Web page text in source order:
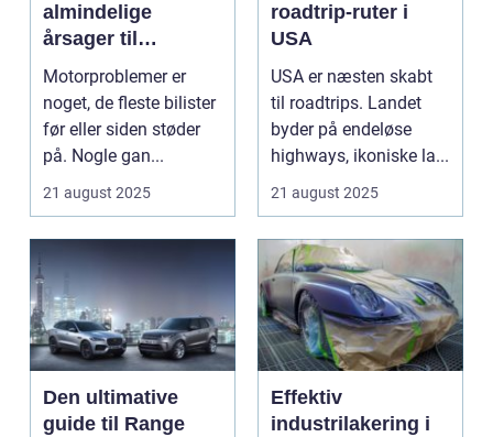
almindelige
årsager til
motorproblemer
Motorproblemer er
noget, de fleste bilister
før eller siden støder
på. Nogle gan...
21 august 2025
roadtrip-ruter i
USA
USA er næsten skabt
til roadtrips. Landet
byder på endeløse
highways, ikoniske la...
21 august 2025
Den ultimative
guide til Range
Effektiv
industrilakering i